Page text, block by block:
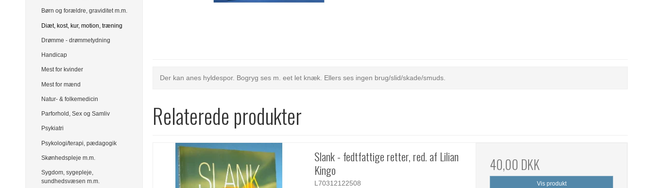
Børn og forældre, graviditet m.m.
Diæt, kost, kur, motion, træning
Drømme - drømmetydning
Handicap
Mest for kvinder
Mest for mænd
Natur- & folkemedicin
Parforhold, Sex og Samliv
Psykiatri
Psykologi/terapi, pædagogik
Skønhedspleje m.m.
Sygdom, sygepleje,
sundhedsvæsen m.m.
Der kan anes hyldespor. Bogryg ses m. eet let knæk. Ellers ses ingen brug/slid/skade/smuds.
Relaterede produkter
Slank - fedtfattige retter, red. af Lilian
Kingo
L70312122508
40,00 DKK
Vis produkt